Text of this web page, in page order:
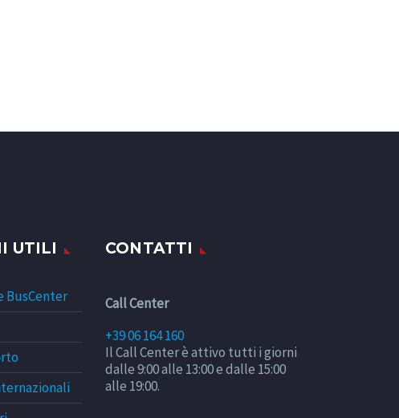
UTILI
BusCenter
CONTATTI
Call Center
+39 06 164 160
Il Call Center è attivo tutti i giorni
dalle 9:00 alle 13:00 e dalle 15:00
alle 19:00.